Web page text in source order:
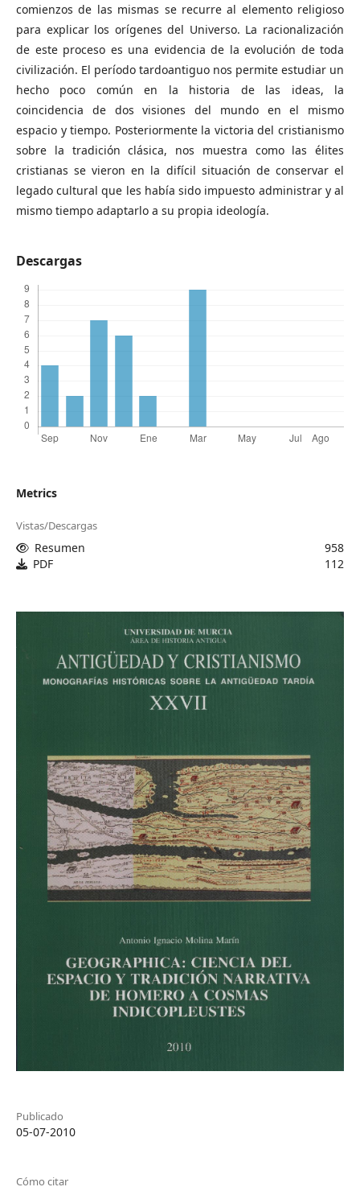
comienzos de las mismas se recurre al elemento religioso
para explicar los orígenes del Universo. La racionalización
de este proceso es una evidencia de la evolución de toda
civilización. El período tardoantiguo nos permite estudiar un
hecho poco común en la historia de las ideas, la
coincidencia de dos visiones del mundo en el mismo
espacio y tiempo. Posteriormente la victoria del cristianismo
sobre la tradición clásica, nos muestra como las élites
cristianas se vieron en la difícil situación de conservar el
legado cultural que les había sido impuesto administrar y al
mismo tiempo adaptarlo a su propia ideología.
Descargas
Metrics
Vistas/Descargas
Resumen
958
PDF
112
Publicado
05-07-2010
Cómo citar